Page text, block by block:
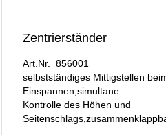
Zentrierständer
Art.Nr. 856001
selbstständiges Mittigstellen
Einspannen,simultane
Kontrolle des Höhen und